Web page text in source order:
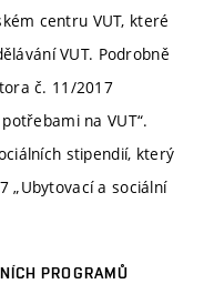
centru VUT, které
VUT. Podrobně
č. 11/2017
na VUT“.
stipendií, který
„Ubytovací a sociální
PROGRAMŮ